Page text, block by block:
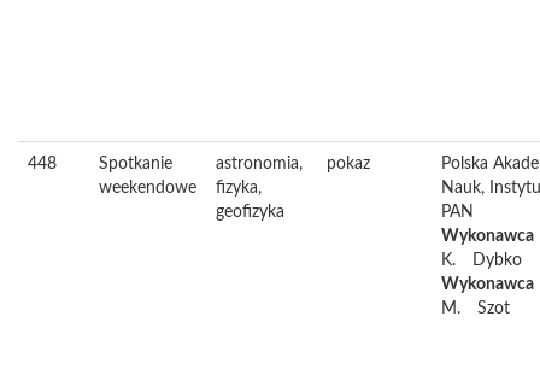
448
Spotkanie
weekendowe
astronomia,
fizyka,
geofizyka
pokaz
Polska
Nauk,
PAN
Wykonawca
K.
Dybko
Wykonawca
M.
Szot